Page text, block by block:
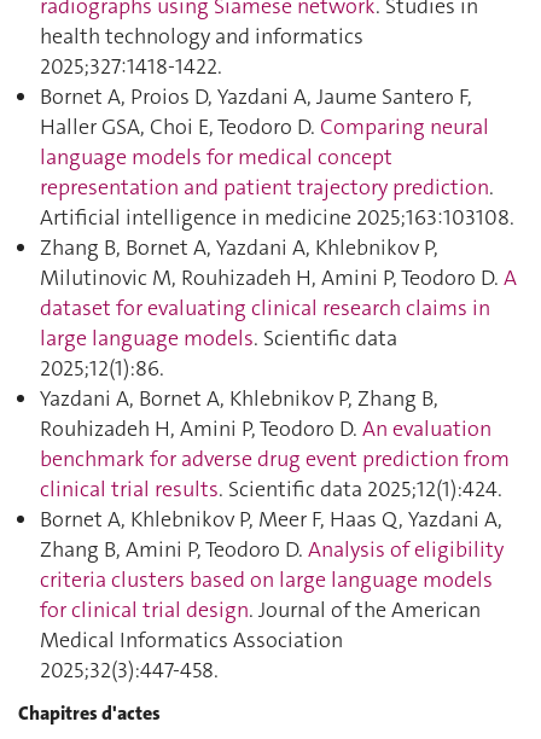
radiographs using Siamese network. Studies in
health technology and informatics
2025;327:1418‑1422.
Bornet A, Proios D, Yazdani A, Jaume Santero F,
Haller GSA, Choi E, Teodoro D. Comparing neural
language models for medical concept
representation and patient trajectory prediction.
Artificial intelligence in medicine 2025;163:103108.
Zhang B, Bornet A, Yazdani A, Khlebnikov P,
Milutinovic M, Rouhizadeh H, Amini P, Teodoro D. A
dataset for evaluating clinical research claims in
large language models. Scientific data
2025;12(1):86.
Yazdani A, Bornet A, Khlebnikov P, Zhang B,
Rouhizadeh H, Amini P, Teodoro D. An evaluation
benchmark for adverse drug event prediction from
clinical trial results. Scientific data 2025;12(1):424.
Bornet A, Khlebnikov P, Meer F, Haas Q, Yazdani A,
Zhang B, Amini P, Teodoro D. Analysis of eligibility
criteria clusters based on large language models
for clinical trial design. Journal of the American
Medical Informatics Association
2025;32(3):447‑458.
Chapitres d'actes